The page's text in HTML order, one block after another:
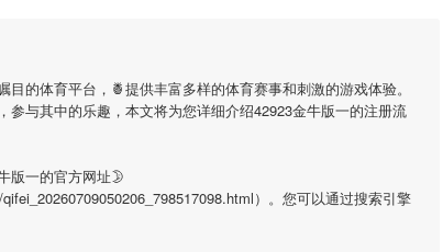
目的体育平台，🍍提供丰富多样的体育赛事和刺激的游戏体验。
参与其中的乐趣，本文将为您详细介绍42923金牛版一的注册流
版一的官方网址🌛
）。您可以通过搜索引擎